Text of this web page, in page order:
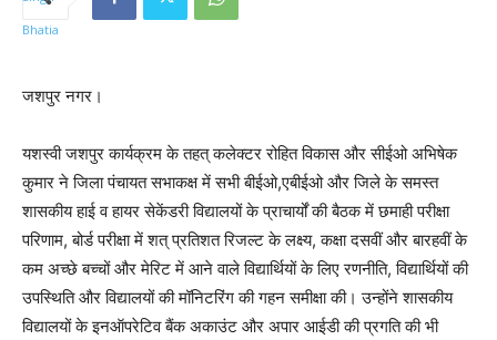
जशपुर नगर।
यशस्वी जशपुर कार्यक्रम के तहत् कलेक्टर रोहित विकास और सीईओ अभिषेक
कुमार ने जिला पंचायत सभाकक्ष में सभी बीईओ,एबीईओ और जिले के समस्त
शासकीय हाई व हायर सेकेंडरी विद्यालयों के प्राचार्यों की बैठक में छमाही परीक्षा
परिणाम, बोर्ड परीक्षा में शत् प्रतिशत रिजल्ट के लक्ष्य, कक्षा दसवीं और बारहवीं के
कम अच्छे बच्चों और मेरिट में आने वाले विद्यार्थियों के लिए रणनीति, विद्यार्थियों की
उपस्थिति और विद्यालयों की मॉनिटरिंग की गहन समीक्षा की। उन्होंने शासकीय
विद्यालयों के इनऑपरेटिव बैंक अकाउंट और अपार आईडी की प्रगति की भी